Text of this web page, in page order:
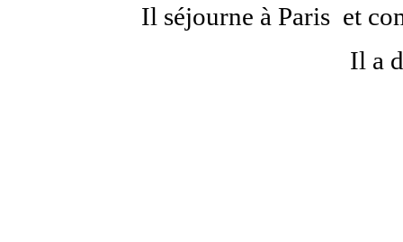
Il séjourne à Paris et
Il a